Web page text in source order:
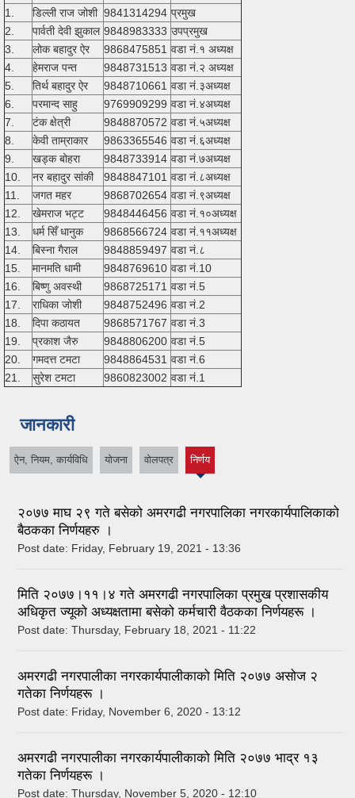
1.
डिल्ली राज जोशी 9841314294 प्रमुख
2.
पार्वती देवी झुकाल 9848983333 उपप्रमुख
3.
लोक बहादुर ऐर 9868475851 वडा नं.१ अध्यक्ष
4.
हेमराज पन्त 9848731513 वडा नं.२ अध्यक्ष
5.
तिर्थ बहादुर ऐर 9848710661 वडा नं.३अध्यक्ष
6.
परमान्द साहु 9769909299 वडा नं.४अध्यक्ष
7.
टंक क्षेत्री 9848870572 वडा नं.५अध्यक्ष
8.
केवी ताम्राकार 9863365546 वडा नं.६अध्यक्ष
9.
खड्क बोहरा 9848733914 वडा नं.७अध्यक्ष
10.
नर बहादुर सांकी 9848847101 वडा नं.८अध्यक्ष
11.
जगत महर 9868702654 वडा नं.९अध्यक्ष
12.
खेमराज भट्ट 9848446456 वडा नं.१०अध्यक्ष
13.
धर्म सिँ धानुक 9868566724 वडा नं.११अध्यक्ष
14.
बिस्ना गैराल 9848859497 वडा नं.८
15.
मानमति धामी 9848769610 वडा नं.10
16.
बिष्णु अवस्थी 9868725171 वडा नं.5
17.
राधिका जोशी 9848752496 वडा नं.2
18.
दिपा कठायत 9868571767 वडा नं.3
19.
प्रकाश जैरु 9848806200 वडा नं.5
20.
गमदत्त टमटा 9848864531 वडा नं.6
21.
सुरेश टमटा 9860823002 वडा नं.1
जानकारी
ऐन, नियम, कार्यविधि योजना वोलपत्र निर्णय
२०७७ माघ २९ गते बसेको अमरगढी नगरपालिका नगरकार्यपालिकाको
बैठकका निर्णयहरु ।
Post date: Friday, February 19, 2021 - 13:36
मिति २०७७।११।४ गते अमरगढी नगरपालिका प्रमुख प्रशासकीय
अधिकृत ज्यूको अध्यक्षतामा बसेको कर्मचारी वैठकका निर्णयहरू ।
Post date: Thursday, February 18, 2021 - 11:22
अमरगढी नगरपालीका नगरकार्यपालीकाको मिति २०७७ असोज २
गतेका निर्णयहरू ।
Post date: Friday, November 6, 2020 - 13:12
अमरगढी नगरपालीका नगरकार्यपालीकाको मिति २०७७ भाद्र १३
गतेका निर्णयहरू ।
Post date: Thursday, November 5, 2020 - 12:10